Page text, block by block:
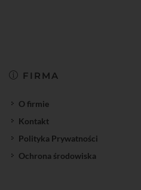
FIRMA
O firmie
Kontakt
Polityka Prywatności
Ochrona środowiska